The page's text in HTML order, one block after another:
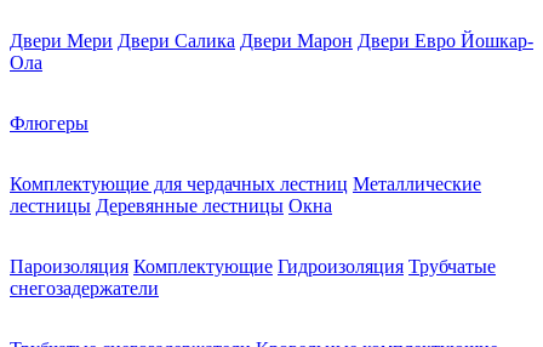
Двери Мери Двери Салика Двери Марон Двери Евро Йошкар-
Ола
Флюгеры
Комплектующие для чердачных лестниц Металлические
лестницы Деревянные лестницы Окна
Пароизоляция Комплектующие Гидроизоляция Трубчатые
снегозадержатели